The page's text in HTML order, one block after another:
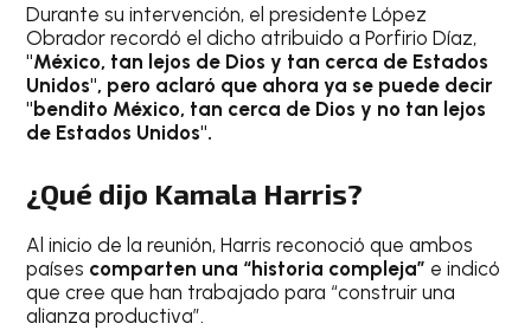
Durante su intervención, el presidente López
Obrador recordó el dicho atribuido a Porfirio Díaz,
"México, tan lejos de Dios y tan cerca de Estados
Unidos", pero aclaró que ahora ya se puede decir
"bendito México, tan cerca de Dios y no tan lejos
de Estados Unidos".
¿Qué dijo Kamala Harris?
Al inicio de la reunión, Harris reconoció que ambos
países comparten una “historia compleja” e indicó
que cree que han trabajado para “construir una
alianza productiva”.